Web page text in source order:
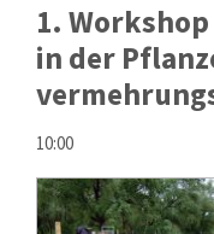
1.
in der
10:00